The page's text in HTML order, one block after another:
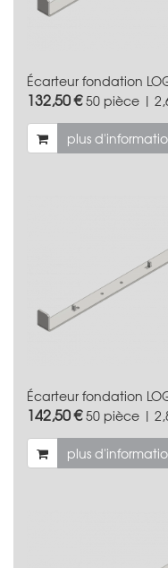
Écarteur fondation
132,50 €50 pièce |
plus
Écarteur fondation
142,50 €50 pièce |
plus